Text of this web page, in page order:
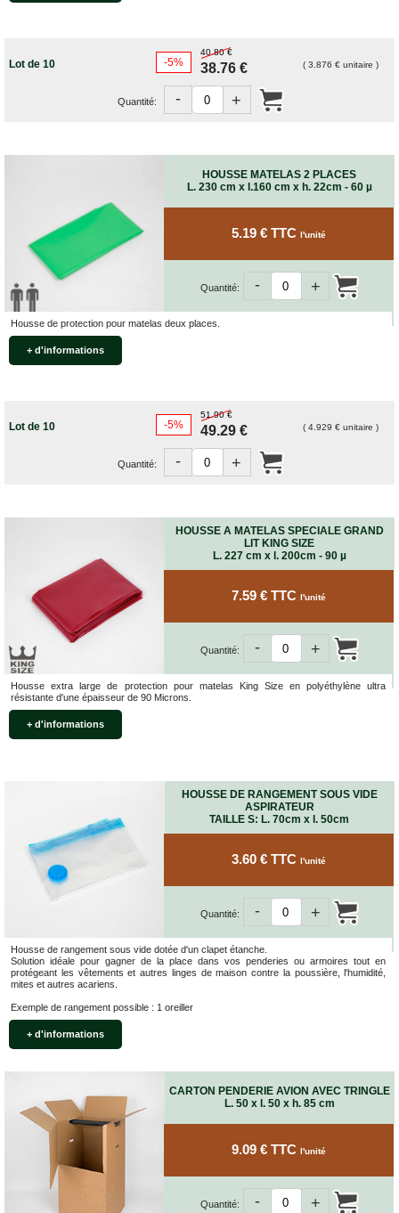
CARTONS
Base
Rectangulaire
Cartons
Télescopiques
FIN
DE
SÉRIE
CARTONS
D'EXPÉDITION
DÉMÉNAGEMENT
Films
Bulles
Pochettes
bulles
Housses
de
Protection
Sac
Profilés,
Angles,
Manchons,
Chips
Croisillons
Films
Étirables
Cartons
Papiers
kraft,
Macules
COUVERTURES
Couvertures
Déménagement
Classiques
Couvertures
Déménagement
Tissées
Lot de 10 -5%
40.80 €
38.76 € ( 3.876 € unitaire )
Quantité: +
-
HOUSSE MATELAS 2 PLACES
L. 230 cm x l.160 cm x h. 22cm - 60 µ
Housse de protection pour matelas deux places.
+ d'informations
5.19 € TTC l'unité
Quantité: +
-
Lot de 10 -5%
51.90 €
49.29 € ( 4.929 € unitaire )
Quantité: +
-
HOUSSE A MATELAS SPECIALE GRAND
LIT KING SIZE
L. 227 cm x l. 200cm - 90 µ
Housse extra large de protection pour matelas King Size en polyéthylène ultra
résistante d'une épaisseur de 90 Microns.
+ d'informations
7.59 € TTC l'unité
Quantité: +
-
HOUSSE DE RANGEMENT SOUS VIDE
ASPIRATEUR
TAILLE S: L. 70cm x l. 50cm
Housse de rangement sous vide dotée d'un clapet étanche.
Solution idéale pour gagner de la place dans vos penderies ou armoires tout en
protégeant les vêtements et autres linges de maison contre la poussière, l'humidité,
mites et autres acariens.
Exemple de rangement possible : 1 oreiller
+ d'informations
3.60 € TTC l'unité
Quantité: +
-
CARTON PENDERIE AVION AVEC TRINGLE
L. 50 x l. 50 x h. 85 cm
9.09 € TTC l'unité
Quantité: +
-